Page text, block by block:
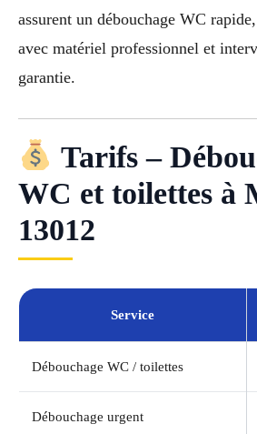
assurent un débouchage WC
avec matériel professionnel et
garantie.
Tarifs –
WC et toilettes à
13012
Service
Débouchage WC / toilettes
Débouchage urgent